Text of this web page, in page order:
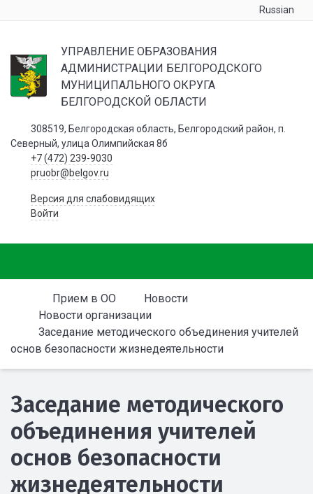
Russian
УПРАВЛЕНИЕ ОБРАЗОВАНИЯ
АДМИНИСТРАЦИИ БЕЛГОРОДСКОГО
МУНИЦИПАЛЬНОГО ОКРУГА
БЕЛГОРОДСКОЙ ОБЛАСТИ
308519, Белгородская область, Белгородский район, п.
Северный, улица Олимпийская 8б
+7 (472) 239-9030
pruobr@belgov.ru
Версия для слабовидящих
Войти
Прием в ОО
Новости
Новости организации
Заседание методического объединения учителей
основ безопасности жизнедеятельности
Заседание методического
объединения учителей
основ безопасности
жизнедеятельности